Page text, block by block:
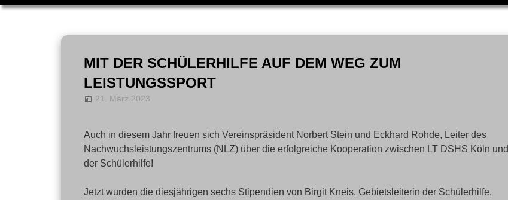
Zum
springenMIT DER SCHÜLERHILFE AUF DEM WEG ZUM
LEISTUNGSSPORT
21. März 2023
Auch in diesem Jahr freuen sich Vereinspräsident Norbert Stein und Eckhard Rohde, Leiter des
Nachwuchsleistungszentrums (NLZ) über die erfolgreiche Kooperation zwischen LT DSHS Köln und
der Schülerhilfe!
Jetzt wurden die diesjährigen sechs Stipendien von Birgit Kneis, Gebietsleiterin der Schülerhilfe,